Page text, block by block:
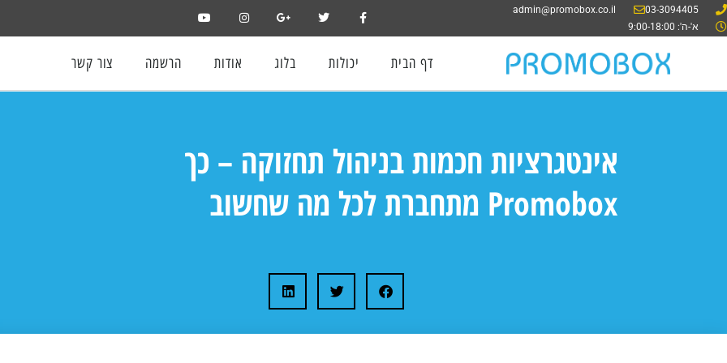
03-3094405
admin@promobox.co.il
א'-ה': 9:00-18:00
דף הבית יכולות בלוג אודות הרשמה צור קשר
אינטגרציות חכמות בניהול תחזוקה – כך
Promobox מתחברת לכל מה שחשוב